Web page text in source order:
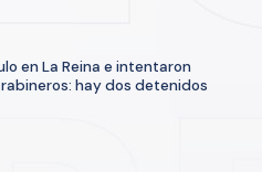
en La Reina e intentaron
hay dos detenidos